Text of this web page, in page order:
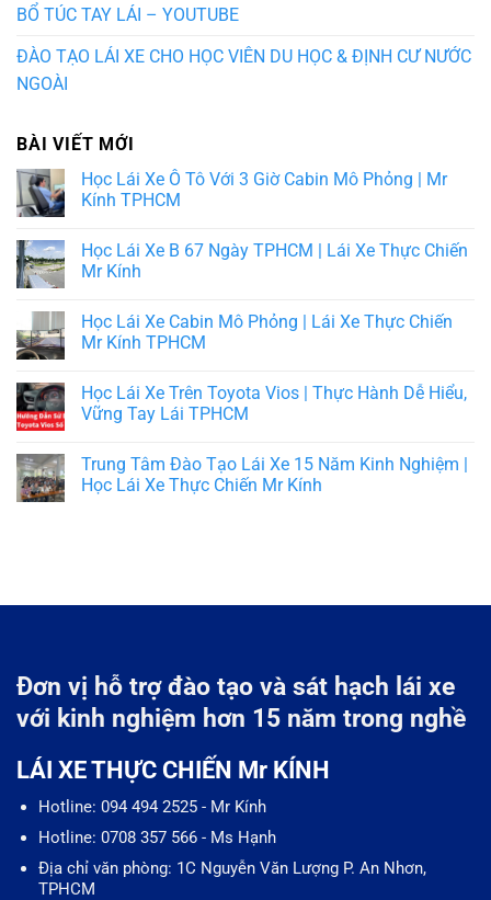
BỔ TÚC TAY LÁI – YOUTUBE
ĐÀO TẠO LÁI XE CHO HỌC VIÊN DU HỌC & ĐỊNH CƯ NƯỚC
NGOÀI
BÀI VIẾT MỚI
Học Lái Xe Ô Tô Với 3 Giờ Cabin Mô Phỏng | Mr
Kính TPHCM
Học Lái Xe B 67 Ngày TPHCM | Lái Xe Thực Chiến
Mr Kính
Học Lái Xe Cabin Mô Phỏng | Lái Xe Thực Chiến
Mr Kính TPHCM
Học Lái Xe Trên Toyota Vios | Thực Hành Dễ Hiểu,
Vững Tay Lái TPHCM
Trung Tâm Đào Tạo Lái Xe 15 Năm Kinh Nghiệm |
Học Lái Xe Thực Chiến Mr Kính
Đơn vị hỗ trợ đào tạo và sát hạch lái xe
với kinh nghiệm hơn 15 năm trong nghề
LÁI XE THỰC CHIẾN Mr KÍNH
Hotline: 094 494 2525 - Mr Kính
Hotline: 0708 357 566 - Ms Hạnh
Địa chỉ văn phòng: 1C Nguyễn Văn Lượng P. An Nhơn,
TPHCM